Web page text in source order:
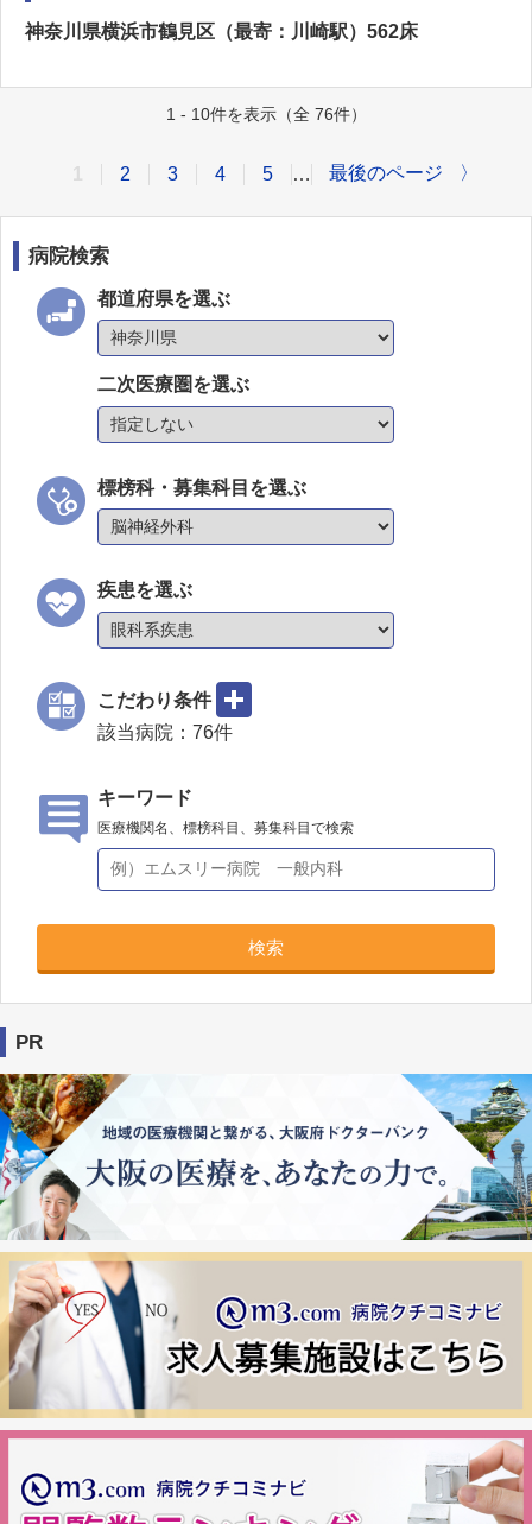
神奈川県横浜市鶴見区（最寄：川崎駅）562床
1 - 10件を表示（全 76件）
2 3 4 5 … 最後のページ 〉
病院検索
都道府県を選ぶ
二次医療圏を選ぶ
標榜科・募集科目を選ぶ
疾患を選ぶ
こだわり条件
該当病院： 76件
キーワード
医療機関名、標榜科目、募集科目で検索
検索
PR